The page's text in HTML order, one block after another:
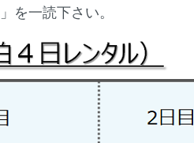
」を一読下さい。